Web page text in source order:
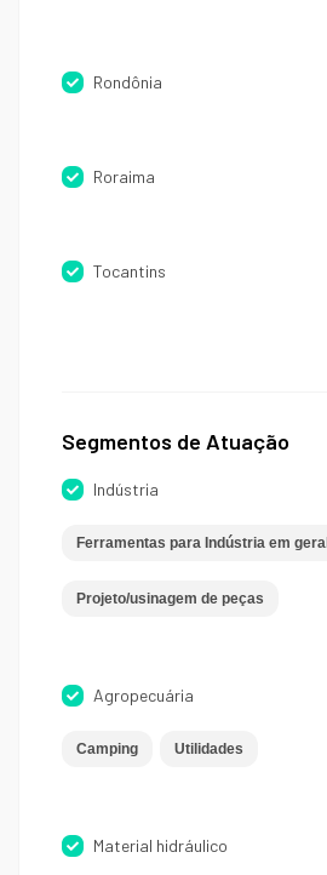
Rondônia
Roraima
Tocantins
Segmentos de Atuação
Indústria
Ferramentas para Indústria em geral
Projeto/usinagem de peças
Agropecuária
Camping Utilidades
Material hidráulico